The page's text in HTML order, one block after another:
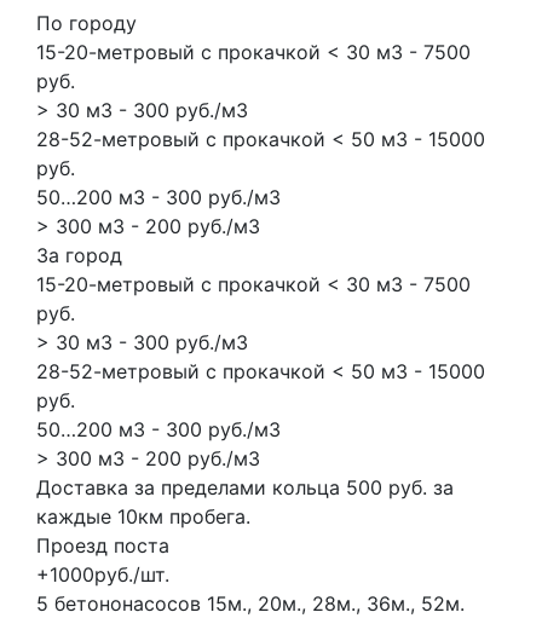
По городу
15-20-метровый с прокачкой < 30 м3 - 7500
руб.
> 30 м3 - 300 руб./м3
28-52-метровый с прокачкой < 50 м3 - 15000
руб.
50…200 м3 - 300 руб./м3
> 300 м3 - 200 руб./м3
За город
15-20-метровый с прокачкой < 30 м3 - 7500
руб.
> 30 м3 - 300 руб./м3
28-52-метровый с прокачкой < 50 м3 - 15000
руб.
50…200 м3 - 300 руб./м3
> 300 м3 - 200 руб./м3
Доставка за пределами кольца 500 руб. за
каждые 10км пробега.
Проезд поста
+1000руб./шт.
5 бетононасосов 15м., 20м., 28м., 36м., 52м.